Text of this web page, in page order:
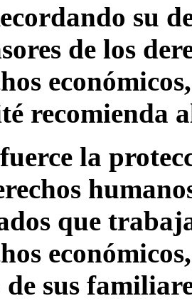
su
de los
recomienda
la
que
de sus